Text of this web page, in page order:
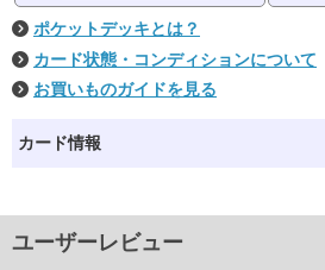
ポケットデッキとは？
カード状態・コンディションについて
お買いものガイドを見る
カード情報
ユーザーレビュー